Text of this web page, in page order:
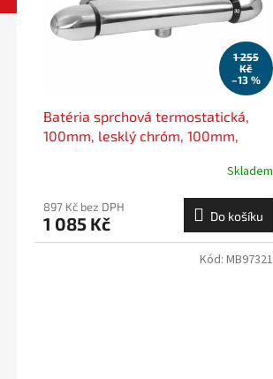
1 255
Kč
–13 %
Batéria sprchová termostatická,
100mm, lesklý chróm, 100mm,
Skladem
897 Kč bez DPH
1 085 Kč Do košíku
Kód: MB97321